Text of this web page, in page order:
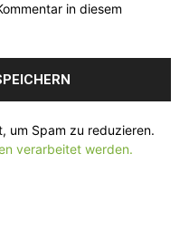
in diesem
um Spam zu reduzieren.
verarbeitet werden.